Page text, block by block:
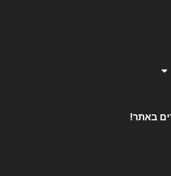
באתר!